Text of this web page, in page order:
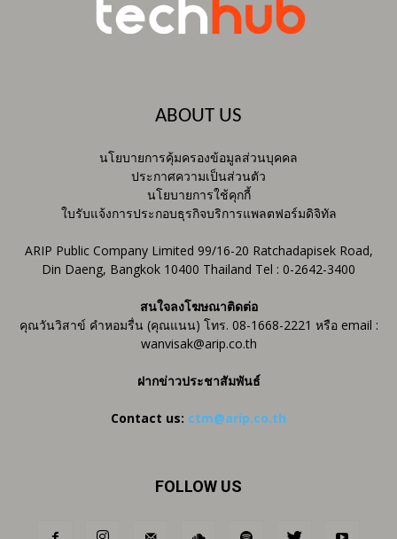
ABOUT US
นโยบายการคุ้มครองข้อมูลส่วนบุคคล
ประกาศความเป็นส่วนตัว
นโยบายการใช้คุกกี้
ใบรับแจ้งการประกอบธุรกิจบริการแพลตฟอร์มดิจิทัล
ARIP Public Company Limited 99/16-20 Ratchadapisek Road,
Din Daeng, Bangkok 10400 Thailand Tel : 0-2642-3400
สนใจลงโฆษณาติดต่อ
คุณวันวิสาข์ คำหอมรื่น (คุณแนน) โทร. 08-1668-2221 หรือ email :
wanvisak@arip.co.th
ฝากข่าวประชาสัมพันธ์
Contact us: ctm@arip.co.th
FOLLOW US